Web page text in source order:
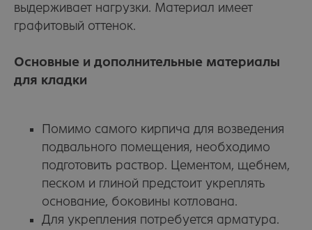
выдерживает нагрузки. Материал имеет
графитовый оттенок.
Основные и дополнительные материалы
для кладки
Помимо самого кирпича для возведения
подвального помещения, необходимо
подготовить раствор. Цементом, щебнем,
песком и глиной предстоит укреплять
основание, боковины котлована.
Для укрепления потребуется арматура.